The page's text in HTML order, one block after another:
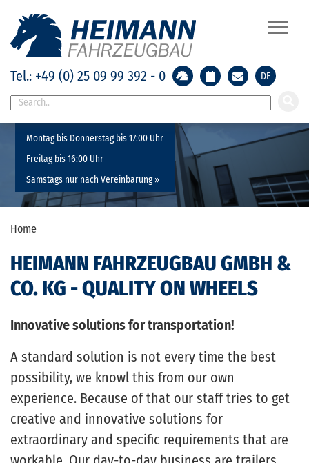
Tel.: +49 (0) 25 09 99 392 - 0 DE
Montag bis Donnerstag bis 17:00 Uhr
Freitag bis 16:00 Uhr
Samstags nur nach Vereinbarung »
Home
HEIMANN FAHRZEUGBAU GMBH &
CO. KG - QUALITY ON WHEELS
Innovative solutions for transportation!
A standard solution is not every time the best
possibility, we knowl this from our own
experience. Because of that our staff tries to get
creative and innovative solutions for
extraordinary and specific requirements that are